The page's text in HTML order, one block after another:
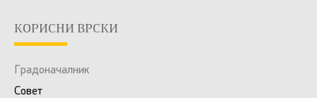
КОРИСНИ ВРСКИ
Градоначалник
Совет